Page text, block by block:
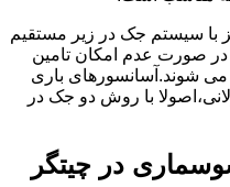
با سیستم جک در زیر مستقیم
در صورت عدم امکان تامین
شوند.آسانسورهای باری
با روش دو جک در
در چیتگر